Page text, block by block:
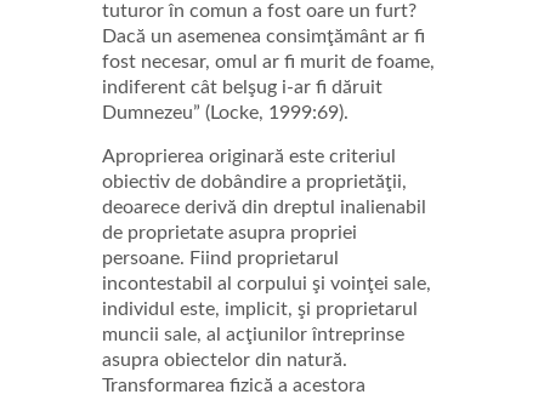
tuturor în comun a fost oare un furt?
Dacă un asemenea consimţământ ar fi
fost necesar, omul ar fi murit de foame,
indiferent cât belşug i-ar fi dăruit
Dumnezeu” (Locke, 1999:69).
Aproprierea originară este criteriul
obiectiv de dobândire a proprietăţii,
deoarece derivă din dreptul inalienabil
de proprietate asupra propriei
persoane. Fiind proprietarul
incontestabil al corpului şi voinţei sale,
individul este, implicit, şi proprietarul
muncii sale, al acţiunilor întreprinse
asupra obiectelor din natură.
Transformarea fizică a acestora